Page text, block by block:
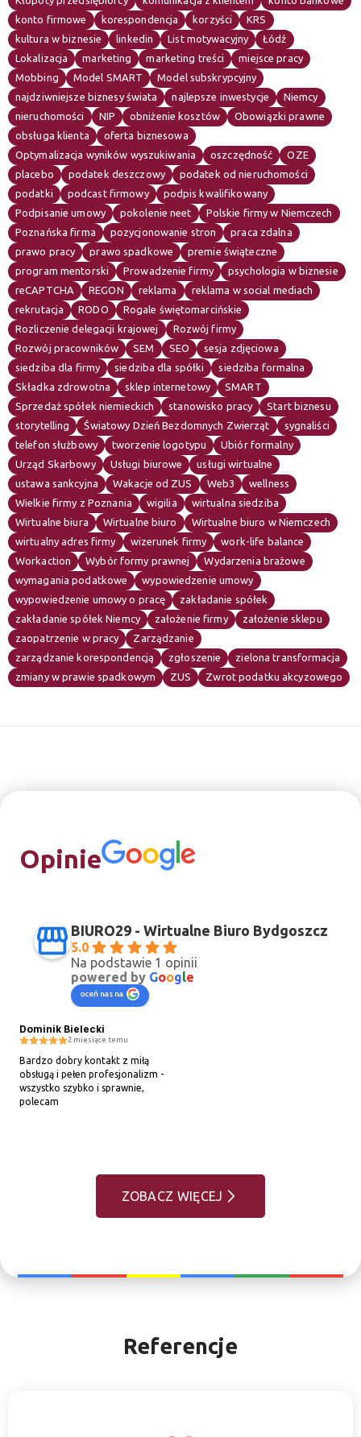
konto firmowe
korespondencja korzyści
KRS
kultura w biznesie
linkedin List motywacyjny
Łódź
Lokalizacja
marketing marketing treści
miejsce pracy
Mobbing
Model SMART
Model subskrypcyjny
najdziwniejsze biznesy świata
najlepsze inwestycje
Niemcy
nieruchomości
NIP obniżenie kosztów
Obowiązki prawne
obsługa klienta
oferta biznesowa
Optymalizacja wyników wyszukiwania
oszczędność
OZE
placebo
podatek deszczowy
podatek od nieruchomości
podatki
podcast firmowy
podpis kwalifikowany
Podpisanie umowy
pokolenie neet
Polskie firmy w Niemczech
Poznańska firma
pozycjonowanie stron
praca zdalna
prawo pracy
prawo spadkowe
premie świąteczne
program mentorski
Prowadzenie firmy
psychologia w biznesie
reCAPTCHA
REGON reklama
reklama w social mediach
rekrutacja
RODO
Rogale świętomarcińskie
Rozliczenie delegacji krajowej
Rozwój firmy
Rozwój pracowników
SEM SEO
sesja zdjęciowa
siedziba dla firmy
siedziba dla spółki
siedziba formalna
Składka zdrowotna
sklep internetowy
SMART
Sprzedaż spółek niemieckich
stanowisko pracy
Start biznesu
storytelling
Światowy Dzień Bezdomnych Zwierząt
sygnaliści
telefon służbowy
tworzenie logotypu
Ubiór formalny
Urząd Skarbowy
Usługi biurowe
usługi wirtualne
ustawa sankcyjna
Wakacje od ZUS Web3
wellness
Wielkie firmy z Poznania
wigilia
wirtualna siedziba
Wirtualne biura
Wirtualne biuro
Wirtualne biuro w Niemczech
wirtualny adres firmy
wizerunek firmy
work-life balance
Workaction
Wybór formy prawnej
Wydarzenia brażowe
wymagania podatkowe
wypowiedzenie umowy
wypowiedzenie umowy o pracę
zakładanie spółek
zakładanie spółek Niemcy
założenie firmy
założenie sklepu
zaopatrzenie w pracy
Zarządzanie
zarządzanie korespondencją
zgłoszenie
zielona transformacja
zmiany w prawie spadkowym
ZUS Zwrot podatku akcyzowego
Opinie
BIURO29 - Wirtualne Biuro Bydgoszcz
5.0
Na podstawie 1 opinii
powered by Google
oceń nas na
Dominik Bielecki
2 miesiące temu
Bardzo dobry kontakt z miłą
obsługą i pełen profesjonalizm -
wszystko szybko i sprawnie,
polecam
ZOBACZ WIĘCEJ
Referencje